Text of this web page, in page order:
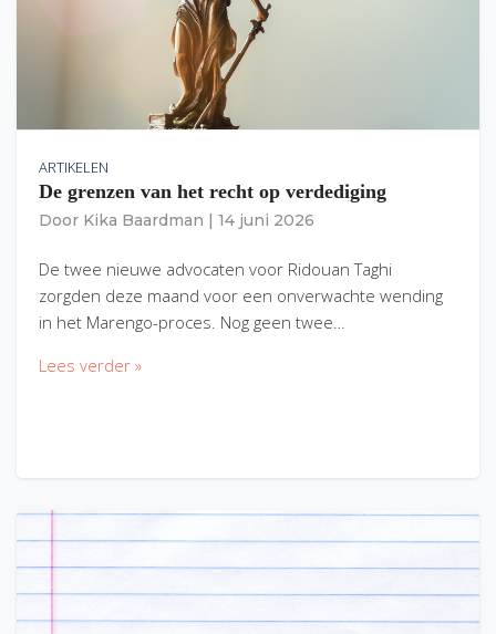
ARTIKELEN
De grenzen van het recht op verdediging
Door Kika Baardman 14 juni 2026
De twee nieuwe advocaten voor Ridouan Taghi
zorgden deze maand voor een onverwachte wending
in het Marengo-proces. Nog geen twee…
Lees verder »